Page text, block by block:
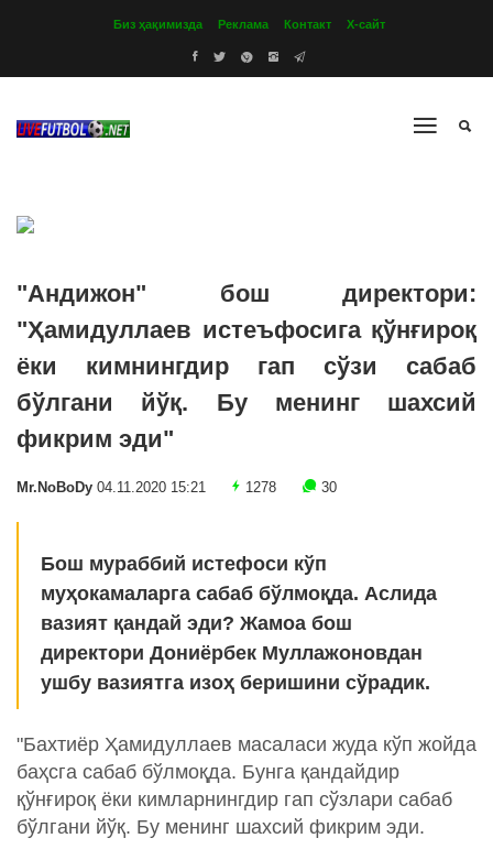
Биз ҳақимизда Реклама Контакт Х-сайт
"Андижон" бош директори:
"Ҳамидуллаев истеъфосига қўнғироқ
ёки кимнингдир гап сўзи сабаб
бўлгани йўқ. Бу менинг шахсий
фикрим эди"
Mr.NoBoDy 04.11.2020 15:21 1278 30
Бош мураббий истефоси кўп
муҳокамаларга сабаб бўлмоқда. Аслида
вазият қандай эди? Жамоа бош
директори Дониёрбек Муллажоновдан
ушбу вазиятга изоҳ беришини сўрадик.
"Бахтиёр Ҳамидуллаев масаласи жуда кўп жойда
баҳсга сабаб бўлмоқда. Бунга қандайдир
қўнғироқ ёки кимларнингдир гап сўзлари сабаб
бўлгани йўқ. Бу менинг шахсий фикрим эди.